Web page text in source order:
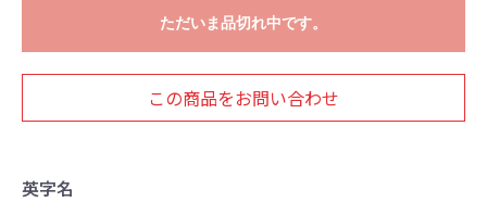
ただいま品切れ中です。
この商品をお問い合わせ
英字名